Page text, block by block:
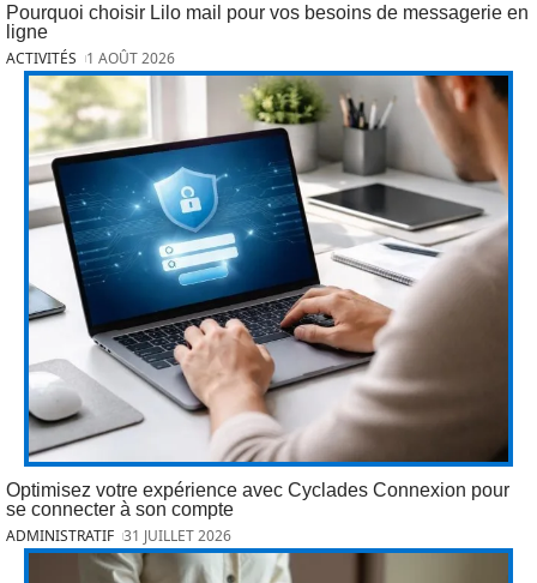
Pourquoi choisir Lilo mail pour vos besoins de messagerie en
ligne
ACTIVITÉS 1 AOÛT 2026
Optimisez votre expérience avec Cyclades Connexion pour
se connecter à son compte
ADMINISTRATIF 31 JUILLET 2026